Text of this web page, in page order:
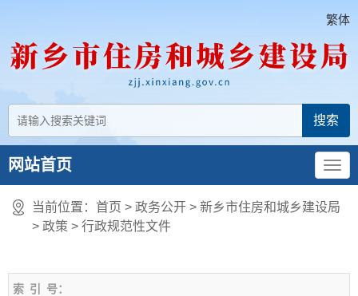
繁体
网站首页
当前位置： 首页 > 政务公开 > 新乡市住房和城乡建设局
> 政策 > 行政规范性文件
索 引 号：